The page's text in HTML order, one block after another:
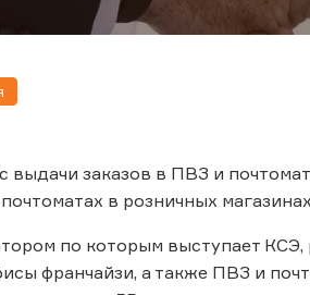
выдачи заказов в ПВЗ и
в розничных
по которым выступает
франчайзи, а также ПВЗ и